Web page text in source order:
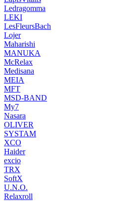
Ledragomma
LEKI
LesFleursBach
Lojer
Maharishi
MANUKA
McRelax
Medisana
MEIA
MFT
MSD-BAND
My7
Nasara
OLIVER
SYSTAM
XCO
Haider
excio
TRX
SoftX
U.N.O.
Relaxroll